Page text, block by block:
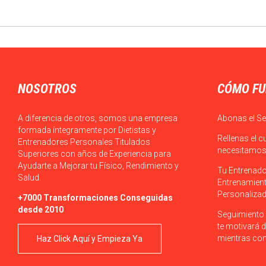
NOSOTROS
A diferencia de otros, somos una empresa
formada íntegramente por Dietistas y
Entrenadores Personales Titulados
Superiores con años de Experiencia para
Ayudarte a Mejorar tu Físico, Rendimiento y
Salud.
+7000 Transformaciones Conseguidas
desde 2010
Haz Click Aquí y Empieza Ya
CÓMO
Abonas el
Rellenas el
Tu
te motivará
mientras